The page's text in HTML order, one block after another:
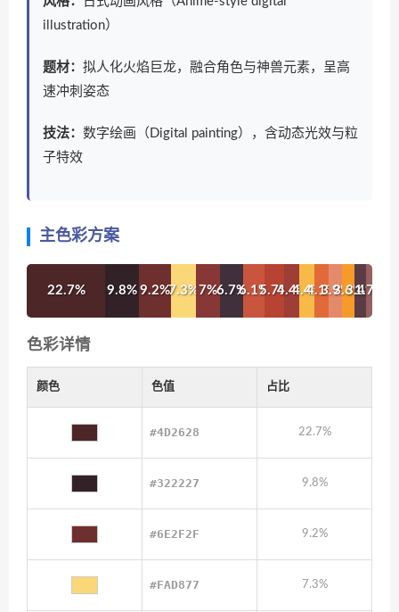
illustration）
题材： 拟人化火焰巨龙，融合角色与神兽元素，呈高
速冲刺姿态
技法： 数字绘画（Digital painting），含动态光效与粒
子特效
主色彩方案
22.7% 9.8% 9.2%7.3% 7%6.7%6.1%5.7%4.4%4.4%4.1%3.9%
3.6%
3.4%
1.7%
色彩详情
颜色 色值 占比
#4D2628 22.7%
#322227 9.8%
#6E2F2F 9.2%
#FAD877 7.3%